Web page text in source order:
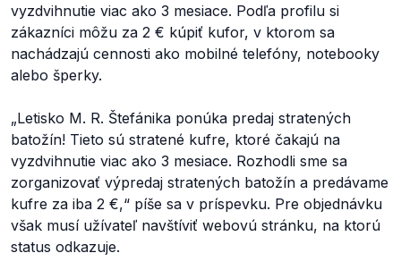
vyzdvihnutie viac ako 3 mesiace. Podľa profilu si
zákazníci môžu za 2 € kúpiť kufor, v ktorom sa
nachádzajú cennosti ako mobilné telefóny, notebooky
alebo šperky.
„Letisko M. R. Štefánika ponúka predaj stratených
batožín! Tieto sú stratené kufre, ktoré čakajú na
vyzdvihnutie viac ako 3 mesiace. Rozhodli sme sa
zorganizovať výpredaj stratených batožín a predávame
kufre za iba 2 €,“ píše sa v príspevku. Pre objednávku
však musí užívateľ navštíviť webovú stránku, na ktorú
status odkazuje.